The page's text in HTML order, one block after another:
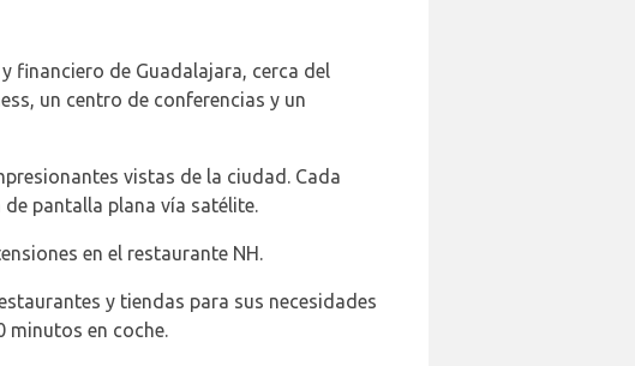
financiero de Guadalajara, cerca del
un centro de conferencias y un
vistas de la ciudad. Cada
pantalla plana vía satélite.
en el restaurante NH.
y tiendas para sus necesidades
minutos en coche.